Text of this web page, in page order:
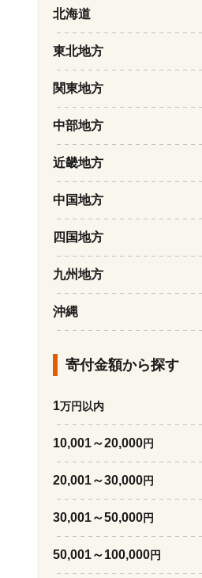
北海道
東北地方
関東地方
中部地方
近畿地方
中国地方
四国地方
九州地方
沖縄
寄付金額から探す
1万円以内
10,001～20,000円
20,001～30,000円
30,001～50,000円
50,001～100,000円